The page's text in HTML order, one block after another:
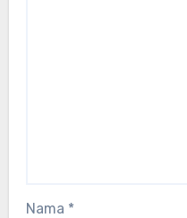
Nama *